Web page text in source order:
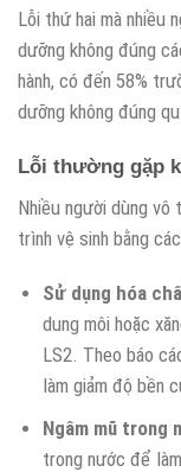
Lỗi thứ hai mà nhiều
dưỡng không đúng
hành, có đến 58%
dưỡng không đúng
Lỗi thường gặp
Nhiều người dùng vô
trình vệ sinh bằng
Sử dụng hóa
dung môi hoặc
LS2. Theo báo
làm giảm độ bền
Ngâm mũ trong
trong nước để